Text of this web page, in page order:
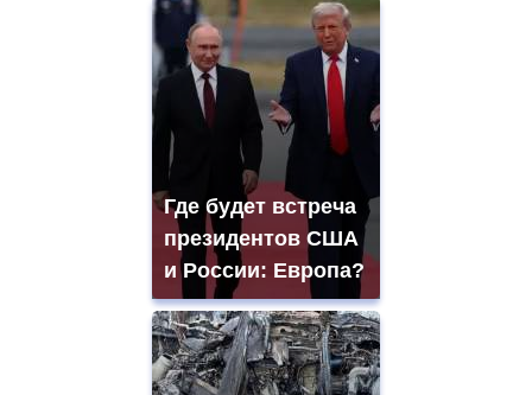
Где будет встреча
президентов США
и России: Европа?